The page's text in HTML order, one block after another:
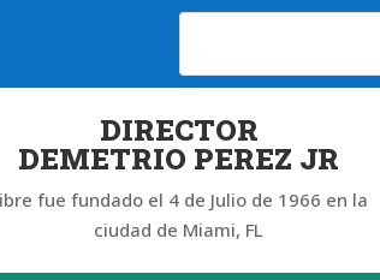
DIRECTOR
DEMETRIO PEREZ JR
fue fundado el 4 de Julio de 1966 en la
ciudad de Miami, FL